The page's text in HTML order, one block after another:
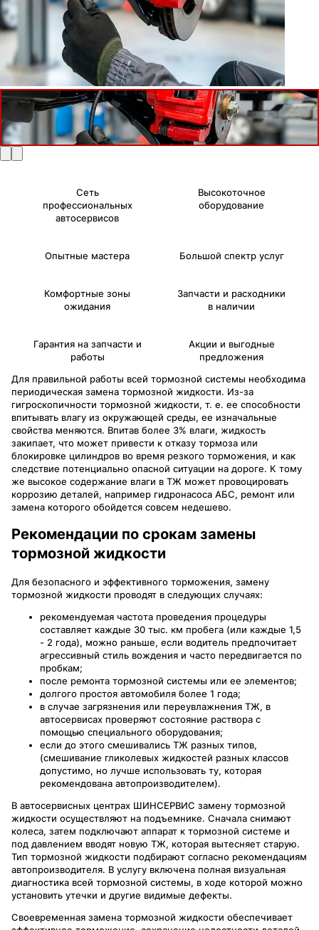
Сеть
профессиональных
автосервисов
Высокоточное
оборудование
Опытные мастера Большой спектр услуг
Комфортные зоны
ожидания
Запчасти и расходники
в наличии
Гарантия на запчасти и
работы
Акции и выгодные
предложения
Для правильной работы всей тормозной системы необходима
периодическая замена тормозной жидкости. Из-за
гигроскопичности тормозной жидкости, т. е. ее способности
впитывать влагу из окружающей среды, ее изначальные
свойства меняются. Впитав более 3% влаги, жидкость
закипает, что может привести к отказу тормоза или
блокировке цилиндров во время резкого торможения, и как
следствие потенциально опасной ситуации на дороге. К тому
же высокое содержание влаги в ТЖ может провоцировать
коррозию деталей, например гидронасоса АБС, ремонт или
замена которого обойдется совсем недешево.
Рекомендации по срокам замены
тормозной жидкости
Для безопасного и эффективного торможения, замену
тормозной жидкости проводят в следующих случаях:
рекомендуемая частота проведения процедуры
составляет каждые 30 тыс. км пробега (или каждые 1,5
- 2 года), можно раньше, если водитель предпочитает
агрессивный стиль вождения и часто передвигается по
пробкам;
после ремонта тормозной системы или ее элементов;
долгого простоя автомобиля более 1 года;
в случае загрязнения или переувлажнения ТЖ, в
автосервисах проверяют состояние раствора с
помощью специального оборудования;
если до этого смешивались ТЖ разных типов,
(смешивание гликолевых жидкостей разных классов
допустимо, но лучше использовать ту, которая
рекомендована автопроизводителем).
В автосервисных центрах ШИНСЕРВИС замену тормозной
жидкости осуществляют на подъемнике. Сначала снимают
колеса, затем подключают аппарат к тормозной системе и
под давлением вводят новую ТЖ, которая вытесняет старую.
Тип тормозной жидкости подбирают согласно рекомендациям
автопроизводителя. В услугу включена полная визуальная
диагностика всей тормозной системы, в ходе которой можно
установить утечки и другие видимые дефекты.
Своевременная замена тормозной жидкости обеспечивает